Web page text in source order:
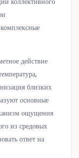
действие
близких
основные
ощущения
из средовых
ответ на